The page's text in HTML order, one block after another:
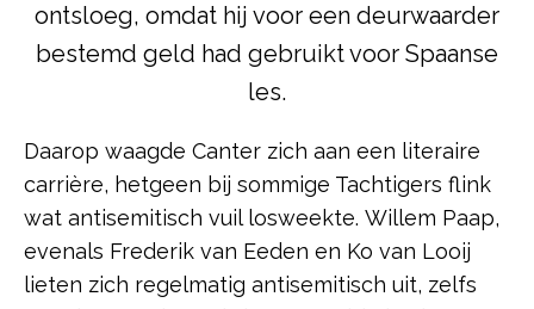
ontsloeg, omdat hij voor een deurwaarder
bestemd geld had gebruikt voor Spaanse
les.
Daarop waagde Canter zich aan een literaire
carrière, hetgeen bij sommige Tachtigers flink
wat antisemitisch vuil losweekte. Willem Paap,
evenals Frederik van Eeden en Ko van Looij
lieten zich regelmatig antisemitisch uit, zelfs